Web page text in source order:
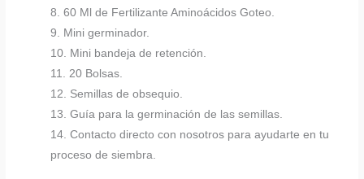
8. 60 Ml de Fertilizante Aminoácidos Goteo.
9. Mini germinador.
10. Mini bandeja de retención.
11. 20 Bolsas.
12. Semillas de obsequio.
13. Guía para la germinación de las semillas.
14. Contacto directo con nosotros para ayudarte en tu
proceso de siembra.